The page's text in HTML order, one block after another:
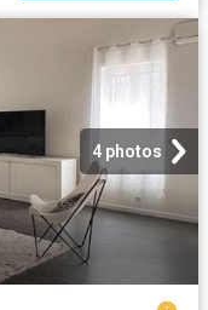
4 photos